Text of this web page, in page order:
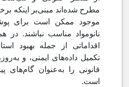
مطرح شده‌اند مبنی‌بر اینکه
موجود ممکن است برای
اقداماتی از جمله بهبود
تکمیل داده‌های ایمنی، و
قانونی را به‌عنوان گام‌های
است.